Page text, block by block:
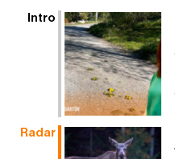
Intro
Radar